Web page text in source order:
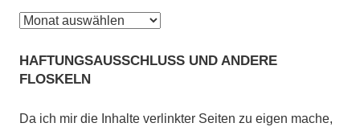
Was
geschah:
HAFTUNGSAUSSCHLUSS UND ANDERE
FLOSKELN
Da ich mir die Inhalte verlinkter Seiten zu eigen mache,